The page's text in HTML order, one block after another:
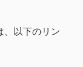
以下のリン